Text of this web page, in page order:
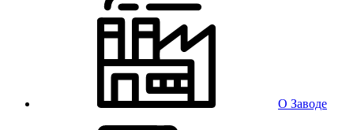
О Заводе